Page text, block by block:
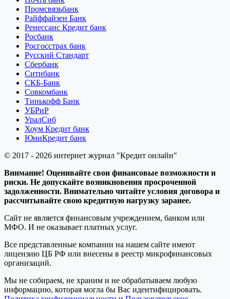
Промсвязьбанк
Райффайзен Банк
Ренессанс Кредит банк
Росбанк
Росгосстрах банк
Русский Стандарт
Сбербанк
Ситибанк
СКБ-Банк
Совкомбанк
Тинькофф Банк
УБРиР
УралСиб
Хоум Кредит банк
ЮниКредит банк
© 2017 - 2026 интернет журнал "Кредит онлайн"
Внимание! Оценивайте свои финансовые возможности и
риски. Не допускайте возникновения просроченной
задолженности. Внимательно читайте условия договора и
рассчитывайте свою кредитную нагрузку заранее.
Сайт не является финансовым учреждением, банком или
МФО. И не оказывает платных услуг.
Все представленные компании на нашем сайте имеют
лицензию ЦБ РФ или внесены в реестр микрофинансовых
организаций.
Мы не собираем, не храним и не обрабатываем любую
информацию, которая могла бы Вас идентифицировать.